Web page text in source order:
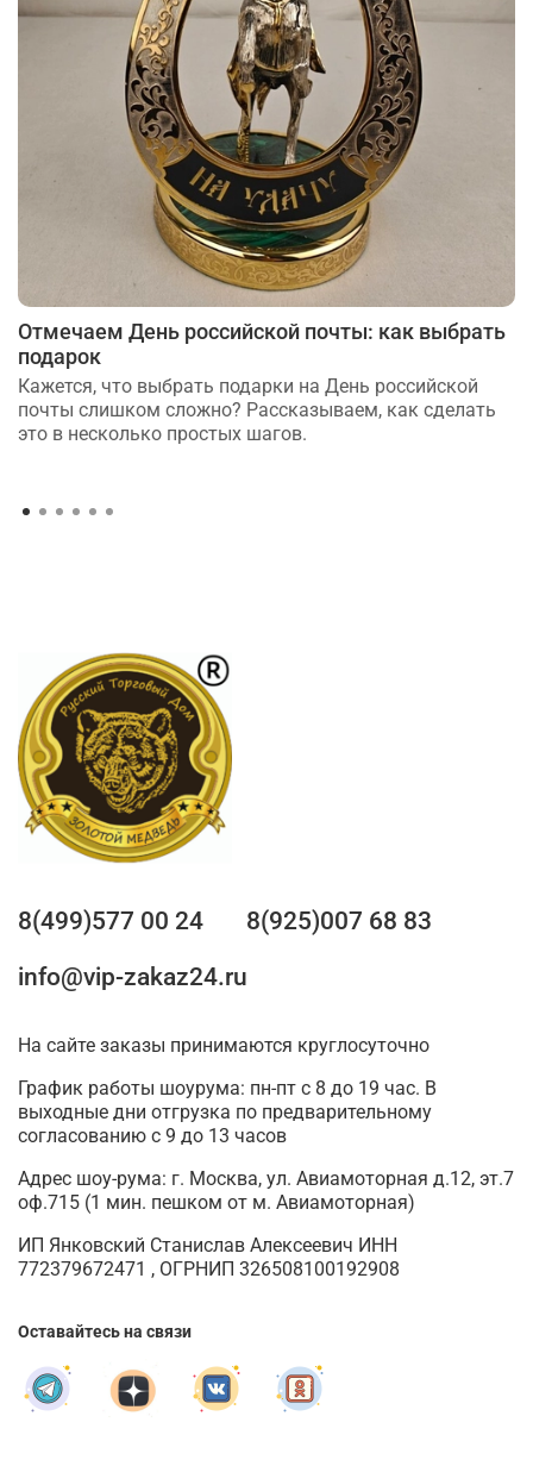
Отмечаем День российской почты: как выбрать
подарок
Кажется, что выбрать подарки на День российской
почты слишком сложно? Рассказываем, как сделать
это в несколько простых шагов.
8(499)577 00 24
8(925)007 68 83
info@vip-zakaz24.ru
На сайте заказы принимаются круглосуточно
График работы шоурума: пн-пт с 8 до 19 час. В
выходные дни отгрузка по предварительному
согласованию с 9 до 13 часов
Адрес шоу-рума: г. Москва, ул. Авиамоторная д.12, эт.7
оф.715 (1 мин. пешком от м. Авиамоторная)
ИП Янковский Станислав Алексеевич ИНН
772379672471 , ОГРНИП 326508100192908
Оставайтесь на связи